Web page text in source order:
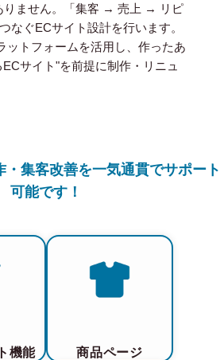
りません。「集客 → 売上 → リピ
なぐECサイト設計を行います。
ットフォームを活用し、作ったあ
サイト"を前提に制作・リニュ
集客改善を一気通貫でサポート
可能です！
機能 商品ページ